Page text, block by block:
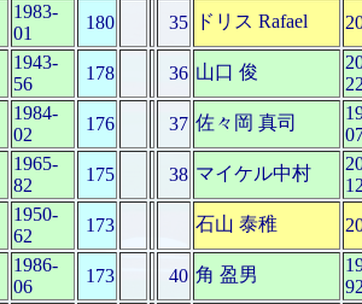
1983-
01
180 35 ドリス Rafael
1943-
56
178 36 山口 俊
1984-
02
176 37 佐々岡 真司
1965-
82
175 38 マイケル中村
1950-
62
173 石山 泰稚
1986-
06
173 40 角 盈男